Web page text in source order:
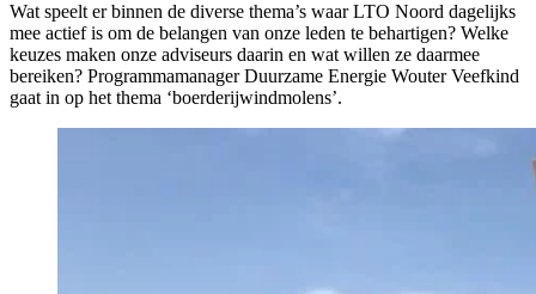
Wat speelt er binnen de diverse thema’s waar LTO Noord dagelijks
mee actief is om de belangen van onze leden te behartigen? Welke
keuzes maken onze adviseurs daarin en wat willen ze daarmee
bereiken? Programmamanager Duurzame Energie Wouter Veefkind
gaat in op het thema ‘boerderijwindmolens’.